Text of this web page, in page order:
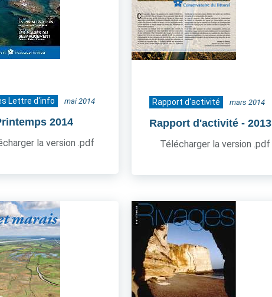
Lettre d'info mai 2014
2014
la version .pdf
Rapport d'activité mars 2014
Rapport d'activité - 2013
Télécharger la version .pdf